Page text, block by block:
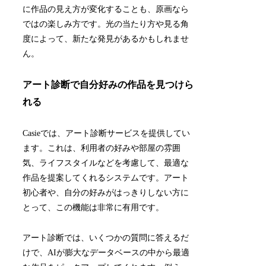
に作品の見え方が変化することも、原画なら
ではの楽しみ方です。光の当たり方や見る角
度によって、新たな発見があるかもしれませ
ん。
アート診断で自分好みの作品を見つけら
れる
Casieでは、アート診断サービスを提供してい
ます。これは、利用者の好みや部屋の雰囲
気、ライフスタイルなどを考慮して、最適な
作品を提案してくれるシステムです。アート
初心者や、自分の好みがはっきりしない方に
とって、この機能は非常に有用です。
アート診断では、いくつかの質問に答えるだ
けで、AIが膨大なデータベースの中から最適